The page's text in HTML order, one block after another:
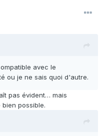
avec le
ou je ne sais quoi d'autre.
pas évident… mais
possible.